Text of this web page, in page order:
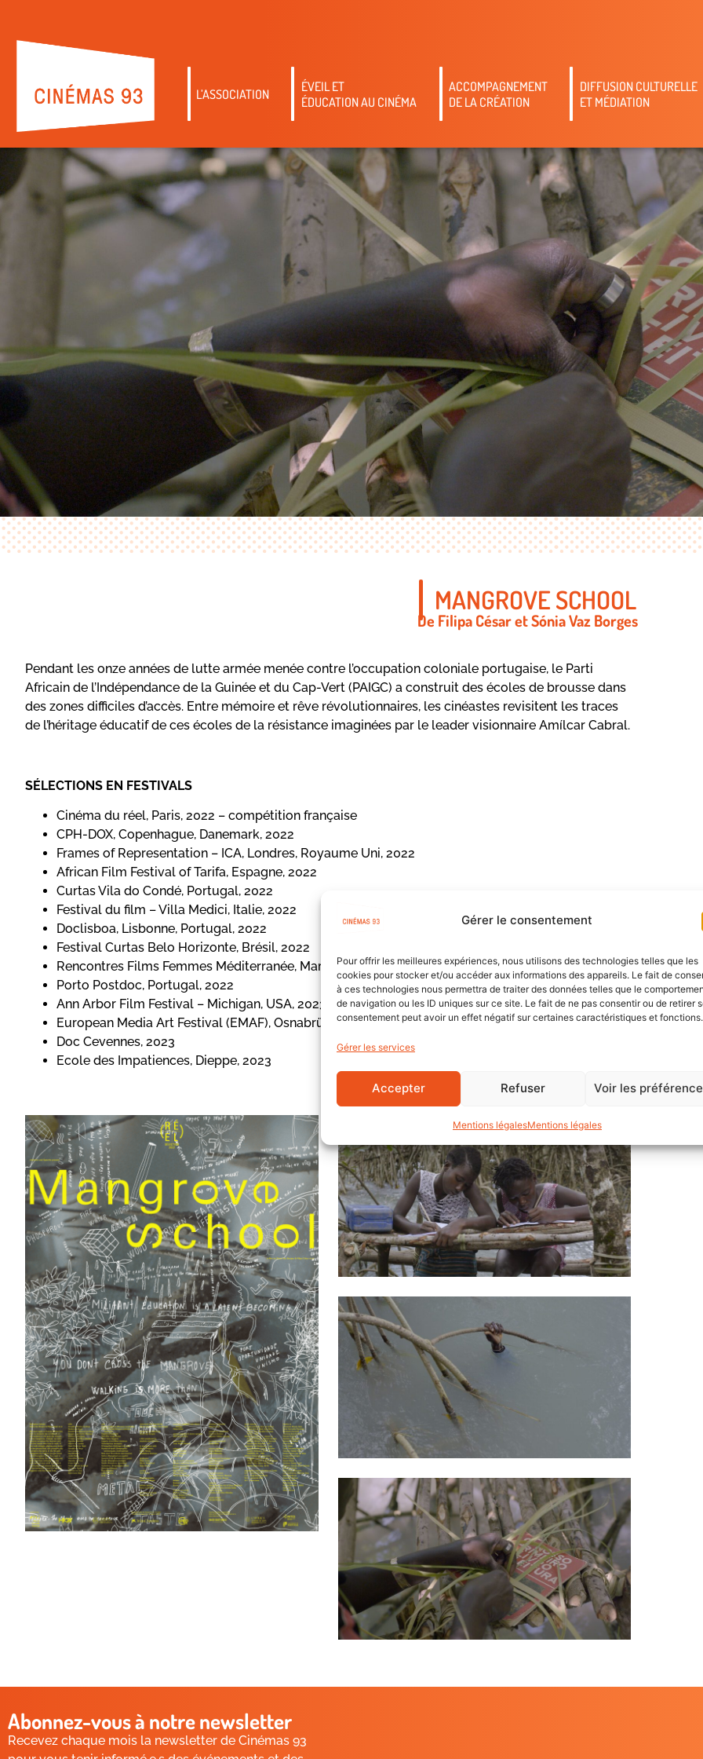
Gérer le consentement
Pour offrir les meilleures expériences, nous utilisons des technologies telles que les
cookies pour stocker et/ou accéder aux informations des appareils. Le fait de
à ces technologies nous permettra de traiter des données telles que le
de navigation ou les ID uniques sur ce site. Le fait de ne pas consentir ou de retirer
consentement peut avoir un effet négatif sur certaines caractéristiques et fonctions.
Gérer les services
Accepter Refuser Voir les
Mentions légalesMentions légales
L’ASSOCIATION
ÉVEIL ET
ÉDUCATION AU CINÉMA
ACCOMPAGNEMENT
DE LA CRÉATION
DIFFUSION CULTURELLE
ET MÉDIATION
MANGROVE SCHOOL
De Filipa César et Sónia Vaz Borges
Pendant les onze années de lutte armée menée contre l’occupation coloniale portugaise, le Parti
Africain de l’Indépendance de la Guinée et du Cap-Vert (PAIGC) a construit des écoles de brousse dans
des zones difficiles d’accès. Entre mémoire et rêve révolutionnaires, les cinéastes revisitent les traces
de l’héritage éducatif de ces écoles de la résistance imaginées par le leader visionnaire Amílcar Cabral.
SÉLECTIONS EN FESTIVALS
Cinéma du réel, Paris, 2022 – compétition française
CPH-DOX, Copenhague, Danemark, 2022
Frames of Representation – ICA, Londres, Royaume Uni, 2022
African Film Festival of Tarifa, Espagne, 2022
Curtas Vila do Condé, Portugal, 2022
Festival du film – Villa Medici, Italie, 2022
Doclisboa, Lisbonne, Portugal, 2022
Festival Curtas Belo Horizonte, Brésil, 2022
Rencontres Films Femmes Méditerranée, Marseille, 2022
Porto Postdoc, Portugal, 2022
Ann Arbor Film Festival – Michigan, USA, 2023 –Best African Film
European Media Art Festival (EMAF), Osnabrück, Germany, 2023
Doc Cevennes, 2023
Ecole des Impatiences, Dieppe, 2023
Aide au film court
Abonnez-vous à notre newsletter
Recevez chaque mois la newsletter de Cinémas 93